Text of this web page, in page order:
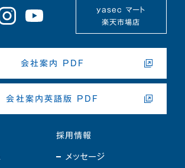
yasec マート
楽天市場店
会社案内 PDF
会社案内英語版 PDF
採用情報
メッセージ